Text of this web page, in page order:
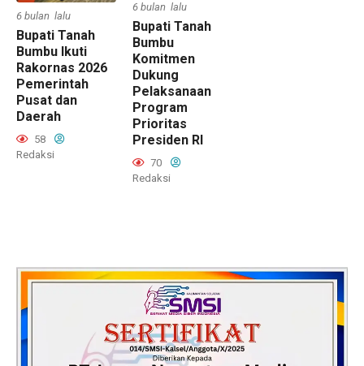
6 bulan lalu
Bupati Tanah
Bumbu Ikuti
Rakornas 2026
Pemerintah
Pusat dan
Daerah
58
Redaksi
6 bulan lalu
Bupati Tanah
Bumbu
Komitmen
Dukung
Pelaksanaan
Program
Prioritas
Presiden RI
70
Redaksi